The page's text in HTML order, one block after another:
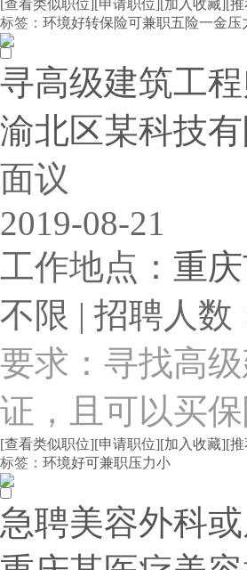
[查看类似职位][申请职位][加入收藏][
标签： 环境好转保险可兼职五险一金压
寻高级建筑工
渝北区某科技
面议
2019-08-21
工作地点： 重
不限 | 招聘人数
要求：寻找高
证，且可以买
[查看类似职位][申请职位][加入收藏][
标签： 环境好可兼职压力小
急聘美容外科